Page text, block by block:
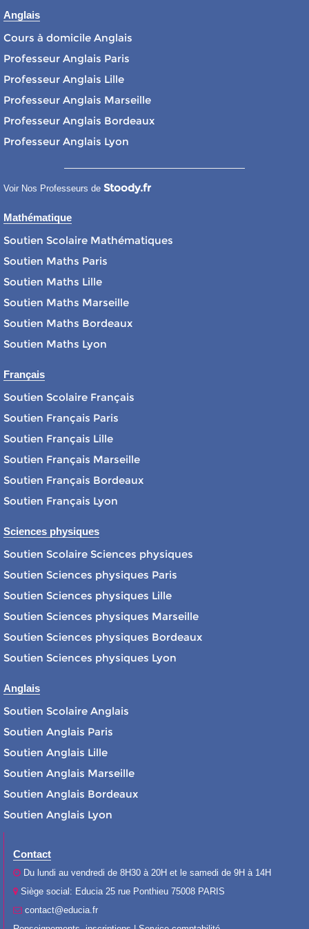
Anglais
Cours à domicile Anglais
Professeur Anglais Paris
Professeur Anglais Lille
Professeur Anglais Marseille
Professeur Anglais Bordeaux
Professeur Anglais Lyon
Voir Nos Professeurs de Stoody.fr
Mathématique
Soutien Scolaire Mathématiques
Soutien Maths Paris
Soutien Maths Lille
Soutien Maths Marseille
Soutien Maths Bordeaux
Soutien Maths Lyon
Français
Soutien Scolaire Français
Soutien Français Paris
Soutien Français Lille
Soutien Français Marseille
Soutien Français Bordeaux
Soutien Français Lyon
Sciences physiques
Soutien Scolaire Sciences physiques
Soutien Sciences physiques Paris
Soutien Sciences physiques Lille
Soutien Sciences physiques Marseille
Soutien Sciences physiques Bordeaux
Soutien Sciences physiques Lyon
Anglais
Soutien Scolaire Anglais
Soutien Anglais Paris
Soutien Anglais Lille
Soutien Anglais Marseille
Soutien Anglais Bordeaux
Soutien Anglais Lyon
Contact
Du lundi au vendredi de 8H30 à 20H et le samedi de 9H à 14H
Siège social: Educia 25 rue Ponthieu 75008 PARIS
contact@educia.fr